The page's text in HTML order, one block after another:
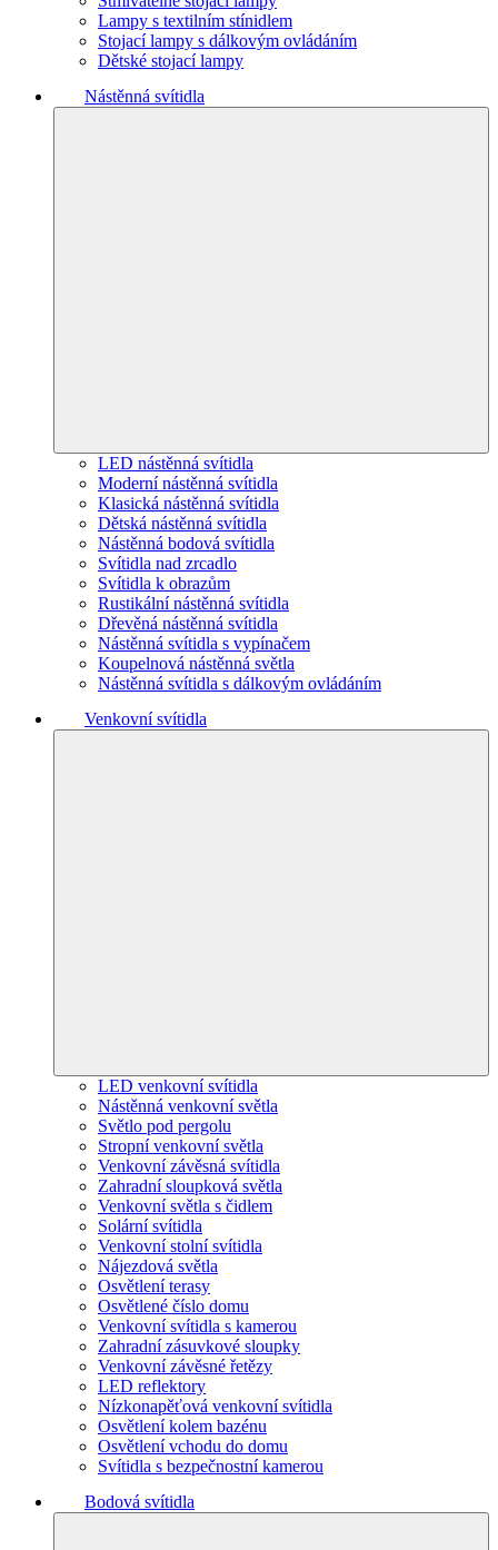
Lampy s textilním stínidlem
Stojací lampy s dálkovým ovládáním
Dětské stojací lampy
Nástěnná svítidla
LED nástěnná svítidla
Moderní nástěnná svítidla
Klasická nástěnná svítidla
Dětská nástěnná svítidla
Nástěnná bodová svítidla
Svítidla nad zrcadlo
Svítidla k obrazům
Rustikální nástěnná svítidla
Dřevěná nástěnná svítidla
Nástěnná svítidla s vypínačem
Koupelnová nástěnná světla
Nástěnná svítidla s dálkovým ovládáním
Venkovní svítidla
LED venkovní svítidla
Nástěnná venkovní světla
Světlo pod pergolu
Stropní venkovní světla
Venkovní závěsná svítidla
Zahradní sloupková světla
Venkovní světla s čidlem
Solární svítidla
Venkovní stolní svítidla
Nájezdová světla
Osvětlení terasy
Osvětlené číslo domu
Venkovní svítidla s kamerou
Zahradní zásuvkové sloupky
Venkovní závěsné řetězy
LED reflektory
Nízkonapěťová venkovní svítidla
Osvětlení kolem bazénu
Osvětlení vchodu do domu
Svítidla s bezpečnostní kamerou
Bodová svítidla